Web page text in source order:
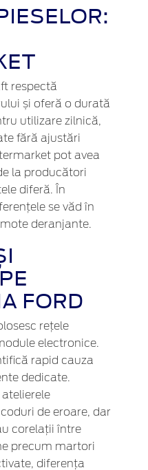
respectă
și oferă o durată
utilizare zilnică,
fără ajustări
pot avea
la producători
diferă. În
se văd în
deranjante.
FORD
rețele
electronice.
rapid cauza
dedicate.
atelierele
de eroare, dar
corelații între
precum martori
diferența